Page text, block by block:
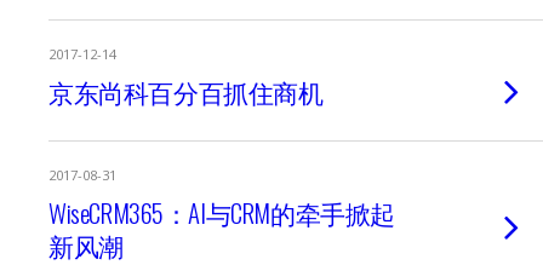
2017-12-14
京东尚科百分百抓住商机
2017-08-31
WiseCRM365：AI与CRM的牵手掀起
新风潮